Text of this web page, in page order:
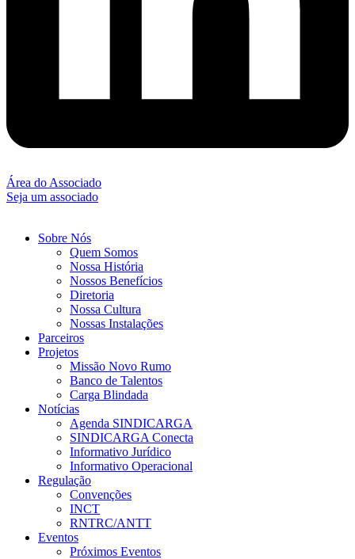
Área do Associado
Seja um associado
Sobre Nós
Quem Somos
Nossa História
Nossos Benefícios
Diretoria
Nossa Cultura
Nossas Instalações
Parceiros
Projetos
Missão Novo Rumo
Banco de Talentos
Carga Blindada
Notícias
Agenda SINDICARGA
SINDICARGA Conecta
Informativo Jurídico
Informativo Operacional
Regulação
Convenções
INCT
RNTRC/ANTT
Eventos
Próximos Eventos